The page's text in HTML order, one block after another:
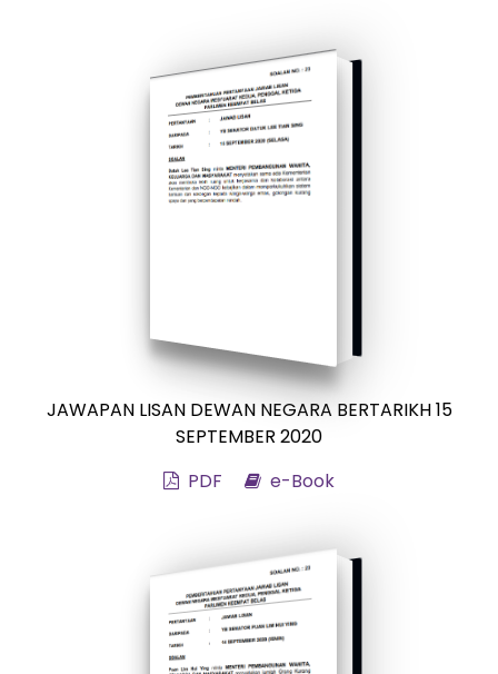
JAWAPAN LISAN DEWAN NEGARA BERTARIKH 15
SEPTEMBER 2020
PDF
e-Book